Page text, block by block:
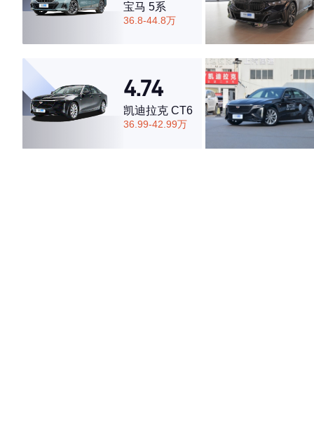
宝马 5系
36.8-44.8万
4.74
凯迪拉克 CT6
36.99-42.99万